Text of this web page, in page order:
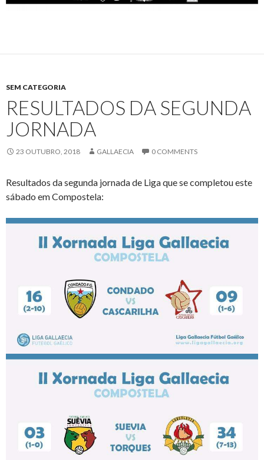
SEM CATEGORIA
RESULTADOS DA SEGUNDA
JORNADA
23 OUTUBRO, 2018 GALLAECIA 0 COMMENTS
Resultados da segunda jornada de Liga que se completou este
sábado em Compostela: